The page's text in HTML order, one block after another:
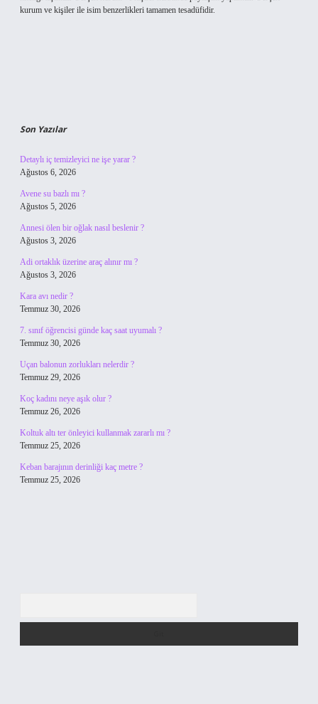
kurum ve kişiler ile isim benzerlikleri tamamen tesadüfidir.
Son Yazılar
Detaylı iç temizleyici ne işe yarar ?
Ağustos 6, 2026
Avene su bazlı mı ?
Ağustos 5, 2026
Annesi ölen bir oğlak nasıl beslenir ?
Ağustos 3, 2026
Adi ortaklık üzerine araç alınır mı ?
Ağustos 3, 2026
Kara avı nedir ?
Temmuz 30, 2026
7. sınıf öğrencisi günde kaç saat uyumalı ?
Temmuz 30, 2026
Uçan balonun zorlukları nelerdir ?
Temmuz 29, 2026
Koç kadını neye aşık olur ?
Temmuz 26, 2026
Koltuk altı ter önleyici kullanmak zararlı mı ?
Temmuz 25, 2026
Keban barajının derinliği kaç metre ?
Temmuz 25, 2026